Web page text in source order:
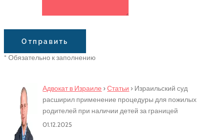
Отправить
* Обязательно к заполнению
Адвокат в Израиле ›Статьи › Израильский суд
расширил применение процедуры для пожилых
родителей при наличии детей за границей
01.12.2025